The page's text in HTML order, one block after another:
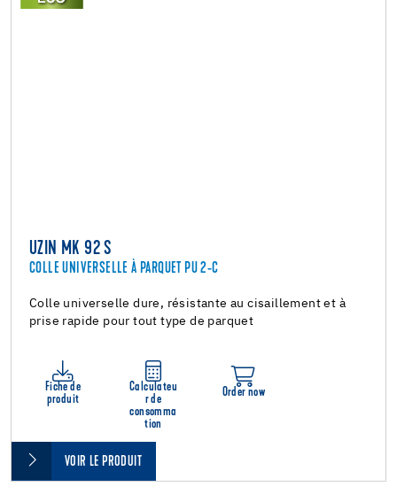
UZIN MK 92 S
COLLE UNIVERSELLE À PARQUET PU 2-C
Colle universelle dure, résistante au cisaillement et à
prise rapide pour tout type de parquet
Fiche de
produit
Calculateu
r de
consomma
tion
Order now
VOIR LE PRODUIT